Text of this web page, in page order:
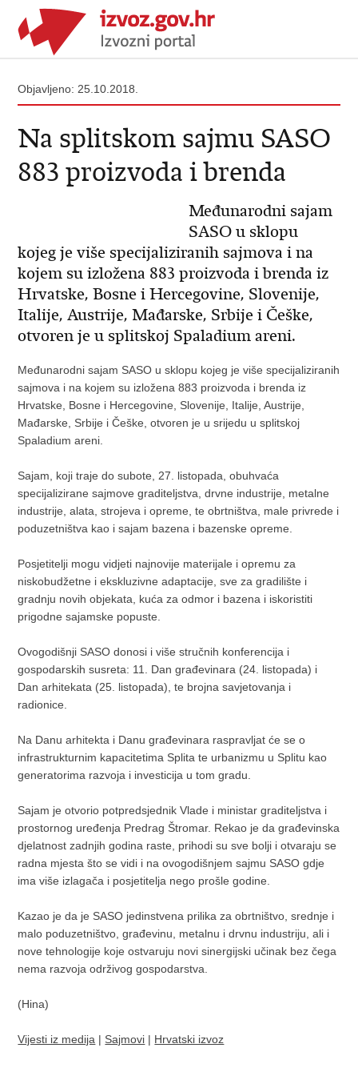
Objavljeno: 25.10.2018.
Na splitskom sajmu SASO
883 proizvoda i brenda
Međunarodni sajam
SASO u sklopu
kojeg je više specijaliziranih sajmova i na
kojem su izložena 883 proizvoda i brenda iz
Hrvatske, Bosne i Hercegovine, Slovenije,
Italije, Austrije, Mađarske, Srbije i Češke,
otvoren je u splitskoj Spaladium areni.
Međunarodni sajam SASO u sklopu kojeg je više specijaliziranih
sajmova i na kojem su izložena 883 proizvoda i brenda iz
Hrvatske, Bosne i Hercegovine, Slovenije, Italije, Austrije,
Mađarske, Srbije i Češke, otvoren je u srijedu u splitskoj
Spaladium areni.
Sajam, koji traje do subote, 27. listopada, obuhvaća
specijalizirane sajmove graditeljstva, drvne industrije, metalne
industrije, alata, strojeva i opreme, te obrtništva, male privrede i
poduzetništva kao i sajam bazena i bazenske opreme.
Posjetitelji mogu vidjeti najnovije materijale i opremu za
niskobudžetne i ekskluzivne adaptacije, sve za gradilište i
gradnju novih objekata, kuća za odmor i bazena i iskoristiti
prigodne sajamske popuste.
Ovogodišnji SASO donosi i više stručnih konferencija i
gospodarskih susreta: 11. Dan građevinara (24. listopada) i
Dan arhitekata (25. listopada), te brojna savjetovanja i
radionice.
Na Danu arhitekta i Danu građevinara raspravljat će se o
infrastrukturnim kapacitetima Splita te urbanizmu u Splitu kao
generatorima razvoja i investicija u tom gradu.
Sajam je otvorio potpredsjednik Vlade i ministar graditeljstva i
prostornog uređenja Predrag Štromar. Rekao je da građevinska
djelatnost zadnjih godina raste, prihodi su sve bolji i otvaraju se
radna mjesta što se vidi i na ovogodišnjem sajmu SASO gdje
ima više izlagača i posjetitelja nego prošle godine.
Kazao je da je SASO jedinstvena prilika za obrtništvo, srednje i
malo poduzetništvo, građevinu, metalnu i drvnu industriju, ali i
nove tehnologije koje ostvaruju novi sinergijski učinak bez čega
nema razvoja održivog gospodarstva.
(Hina)
Vijesti iz medija | Sajmovi | Hrvatski izvoz